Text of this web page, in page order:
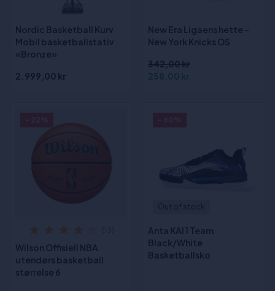
Nordic Basketball Kurv
Mobil basketballstativ
«Bronze»
2.999,00 kr
New Era Ligaens hette -
New York Knicks OS
342,00 kr
258,00 kr
Wilson Offisiell NBA
utendørs basketball
størrelse 6
Anta KAI 1 Team
Black/White
Basketballsko